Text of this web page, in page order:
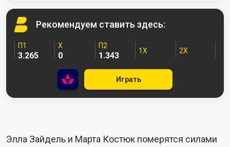
Рекомендуем ставить здесь:
П1
3.265
X
0
П2
1.343 1X 2X
Играть
Элла Зайдель и Марта Костюк померятся силами